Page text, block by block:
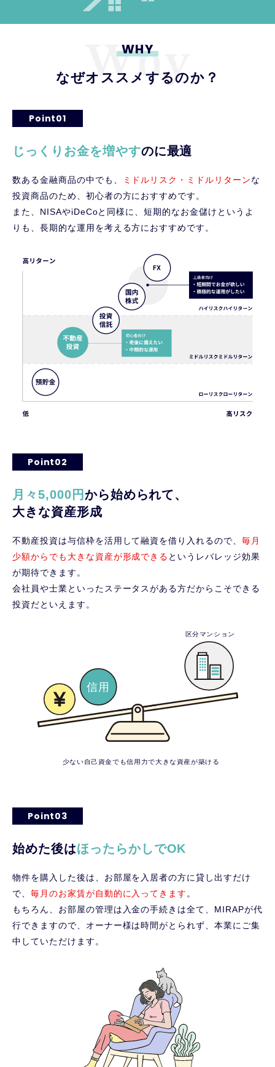
WHY
なぜオススメするのか？
Point01
じっくりお金を増やすのに最適
数ある金融商品の中でも、 ミドルリスク・ミドルリターンな
投資商品のため、初心者の方におすすめです。
また、NISAやiDeCoと同様に、短期的なお金儲けというよ
りも、長期的な運用を考える方におすすめです。
Point02
月々5,000円から始められて、
大きな資産形成
不動産投資は与信枠を活用して融資を借り入れるので、 毎月
少額からでも大きな資産が形成できる というレバレッジ効果
が期待できます。
会社員や士業といったステータスがある方だからこそできる
投資だといえます。
Point03
始めた後はほったらかしでOK
物件を購入した後は、お部屋を入居者の方に貸し出すだけ
で、 毎月のお家賃が自動的に入ってきます 。
もちろん、お部屋の管理は入金の手続きは全て、MIRAPが代
行できますので、オーナー様は時間がとられず、本業にご集
中していただけます。